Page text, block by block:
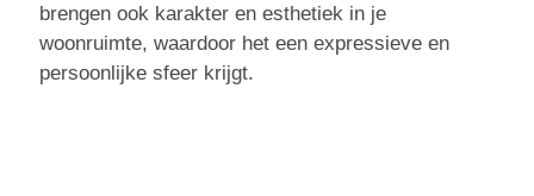
brengen ook karakter en esthetiek in je
woonruimte, waardoor het een expressieve en
persoonlijke sfeer krijgt.